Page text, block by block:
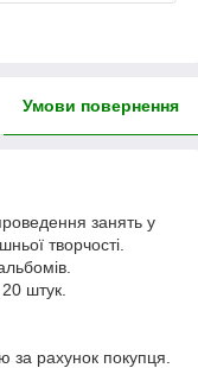
Умови повернення
занять у
творчості.
штук.
рахунок покупця.